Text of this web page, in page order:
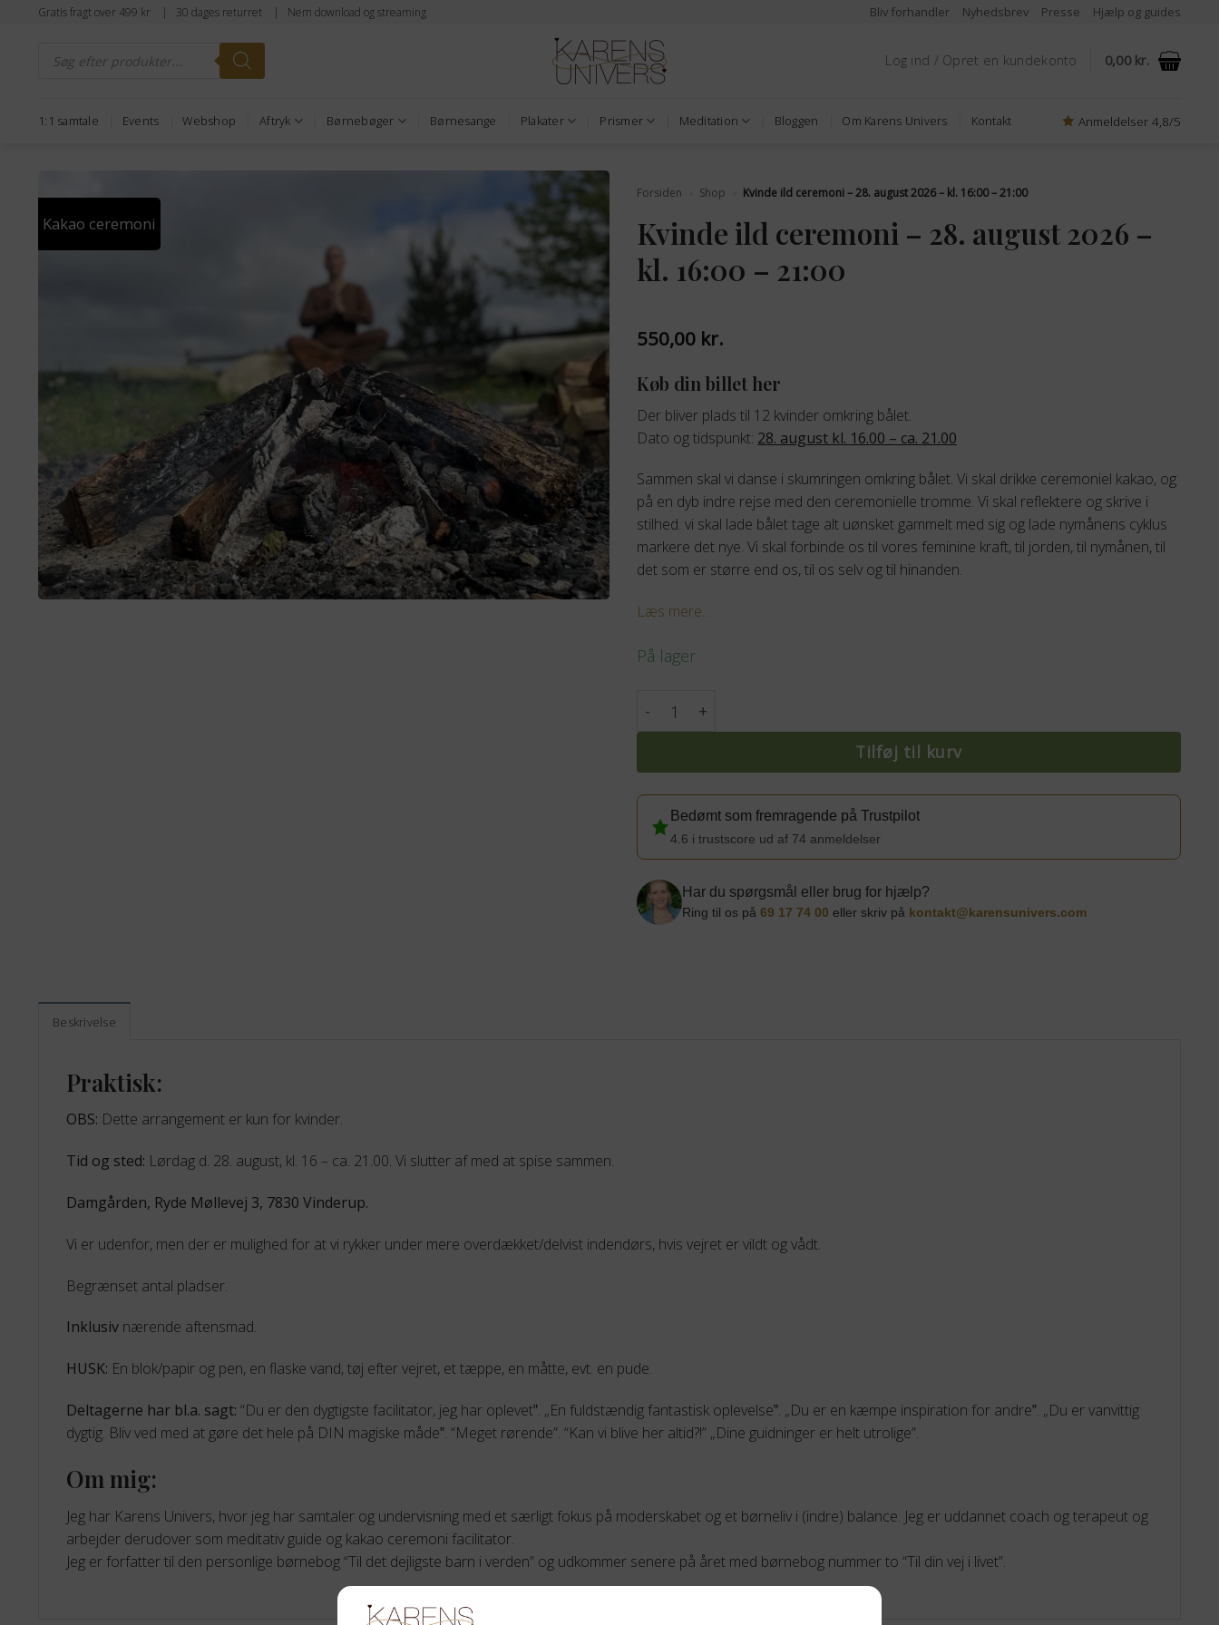
FortsætGratis fragt over 499 kr | 30 dages returret | Nem download og streaming Bliv forhandler Nyhedsbrev Presse Hjælp og guides
search Log ind / Opret en kundekonto 0,00 kr.
1:1 samtale Events Webshop Aftryk Børnebøger Børnesange Plakater Prismer Meditation Bloggen Om Karens Univers Kontakt Anmeldelser 4,8/5
Kakao ceremoni
Forsiden Shop Kvinde ild ceremoni – 28. august 2026 – kl. 16:00 – 21:00
Kvinde ild ceremoni – 28. august 2026 –
kl. 16:00 – 21:00
550,00 kr.
Køb din billet her
Der bliver plads til 12 kvinder omkring bålet.
Dato og tidspunkt: 28. august kl. 16.00 – ca. 21.00
Sammen skal vi danse i skumringen omkring bålet. Vi skal drikke ceremoniel kakao, og
på en dyb indre rejse med den ceremonielle tromme. Vi skal reflektere og skrive i
stilhed. vi skal lade bålet tage alt uønsket gammelt med sig og lade nymånens cyklus
markere det nye. Vi skal forbinde os til vores feminine kraft, til jorden, til nymånen, til
det som er større end os, til os selv og til hinanden.
Læs mere…
På lager
Tilføj til kurv
Bedømt som fremragende på Trustpilot
4.6 i trustscore ud af 74 anmeldelser
Har du spørgsmål eller brug for hjælp?
Ring til os på 69 17 74 00 eller skriv på kontakt@karensunivers.com
Beskrivelse
Praktisk:
OBS: Dette arrangement er kun for kvinder.
Tid og sted: Lørdag d. 28. august, kl. 16 – ca. 21.00. Vi slutter af med at spise sammen.
Damgården, Ryde Møllevej 3, 7830 Vinderup.
Vi er udenfor, men der er mulighed for at vi rykker under mere overdækket/delvist indendørs, hvis vejret er vildt og vådt.
Begrænset antal pladser.
Inklusiv nærende aftensmad.
HUSK: En blok/papir og pen, en flaske vand, tøj efter vejret, et tæppe, en måtte, evt. en pude.
Deltagerne har bl.a. sagt: “Du er den dygtigste facilitator, jeg har oplevet‟. „En fuldstændig fantastisk oplevelse‟. „Du er en kæmpe inspiration for andre‟. „Du er vanvittig
dygtig. Bliv ved med at gøre det hele på DIN magiske måde‟. “Meget rørende”. “Kan vi blive her altid?!” „Dine guidninger er helt utrolige”.
Om mig:
Jeg har Karens Univers, hvor jeg har samtaler og undervisning med et særligt fokus på moderskabet og et børneliv i (indre) balance. Jeg er uddannet coach og terapeut og
arbejder derudover som meditativ guide og kakao ceremoni facilitator.
Jeg er forfatter til den personlige børnebog “Til det dejligste barn i verden” og udkommer senere på året med børnebog nummer to “Til din vej i livet”.